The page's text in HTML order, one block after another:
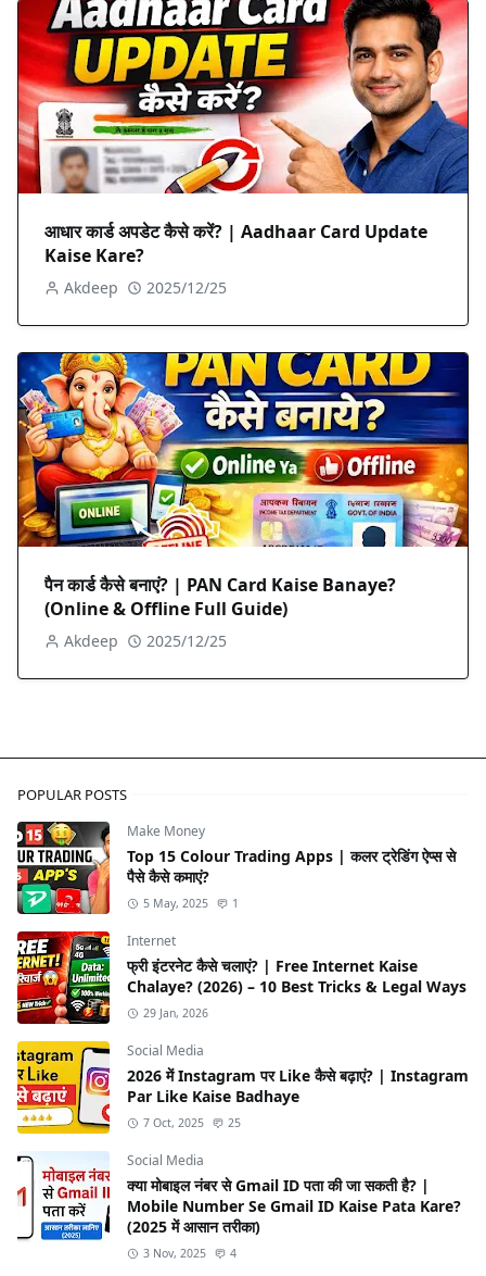
आधार कार्ड अपडेट कैसे करें? | Aadhaar Card Update
Kaise Kare?
Akdeep 2025/12/25
पैन कार्ड कैसे बनाएं? | PAN Card Kaise Banaye?
(Online & Offline Full Guide)
Akdeep 2025/12/25
POPULAR POSTS
Make Money
Top 15 Colour Trading Apps | कलर ट्रेडिंग ऐप्स से
पैसे कैसे कमाएं?
5 May, 2025 1
Internet
फ्री इंटरनेट कैसे चलाएं? | Free Internet Kaise
Chalaye? (2026) – 10 Best Tricks & Legal Ways
29 Jan, 2026
Social Media
2026 में Instagram पर Like कैसे बढ़ाएं? | Instagram
Par Like Kaise Badhaye
7 Oct, 2025 25
Social Media
क्या मोबाइल नंबर से Gmail ID पता की जा सकती है? |
Mobile Number Se Gmail ID Kaise Pata Kare?
(2025 में आसान तरीका)
3 Nov, 2025 4